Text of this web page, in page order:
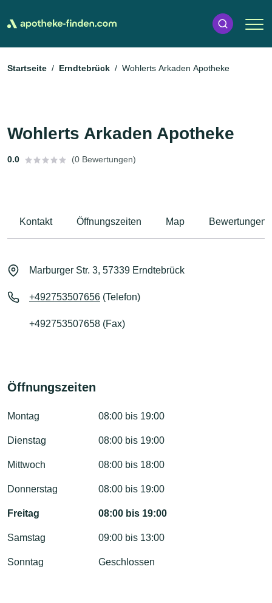
Startseite Erndtebrück Wohlerts Arkaden Apotheke
Wohlerts Arkaden Apotheke
0.0 (0 Bewertungen)
Kontakt Öffnungszeiten Map Bewertungen
Marburger Str. 3, 57339 Erndtebrück
+492753507656 (Telefon)
+492753507658 (Fax)
Öffnungszeiten
Montag 08:00 bis 19:00
Dienstag 08:00 bis 19:00
Mittwoch 08:00 bis 18:00
Donnerstag 08:00 bis 19:00
Freitag 08:00 bis 19:00
Samstag 09:00 bis 13:00
Sonntag Geschlossen